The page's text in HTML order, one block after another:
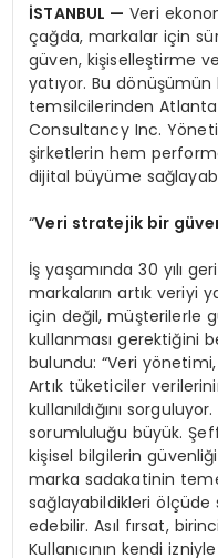
İSTANBUL — Veri
çağda, markalar için
güven, kişiselleştirme
yatıyor. Bu
temsilcilerinden
Consultancy Inc.
şirketlerin hem
dijital büyüme
“Veri stratejik bir
İş yaşamında 30 yılı
markaların artık veriyi
için değil, müşterilerle
kullanması gerektiğini
bulundu: “Veri
Artık tüketiciler
kullanıldığını
sorumluluğu büyük.
kişisel bilgilerin
marka sadakatinin
sağlayabildikleri
edebilir. Asıl fırsat,
Kullanıcının kendi